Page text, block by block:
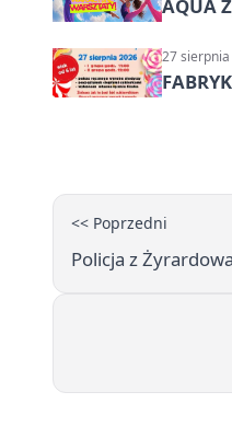
AQUA
27
<< Poprzedni
Policja z